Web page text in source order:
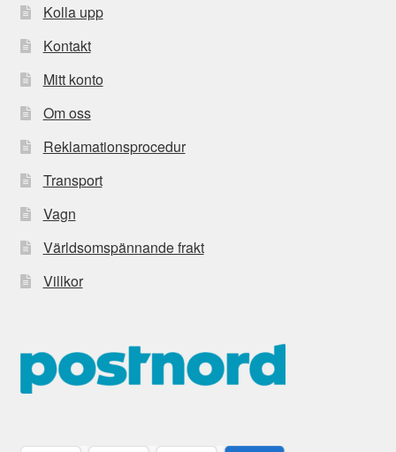
Kolla upp
Kontakt
Mitt konto
Om oss
Reklamationsprocedur
Transport
Vagn
Världsomspännande frakt
Villkor